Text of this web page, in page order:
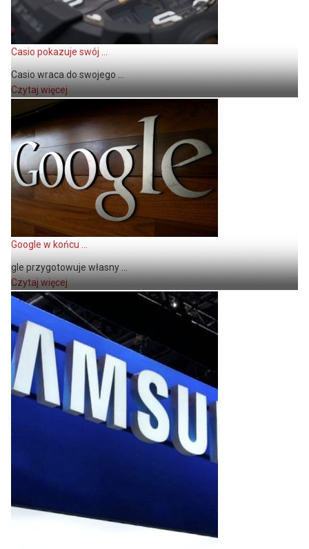
Casio pokazuje swój ...
Casio wraca do swojego ...
Czytaj więcej
Google w końcu ...
gle przygotowuje własny ...
Czytaj więcej